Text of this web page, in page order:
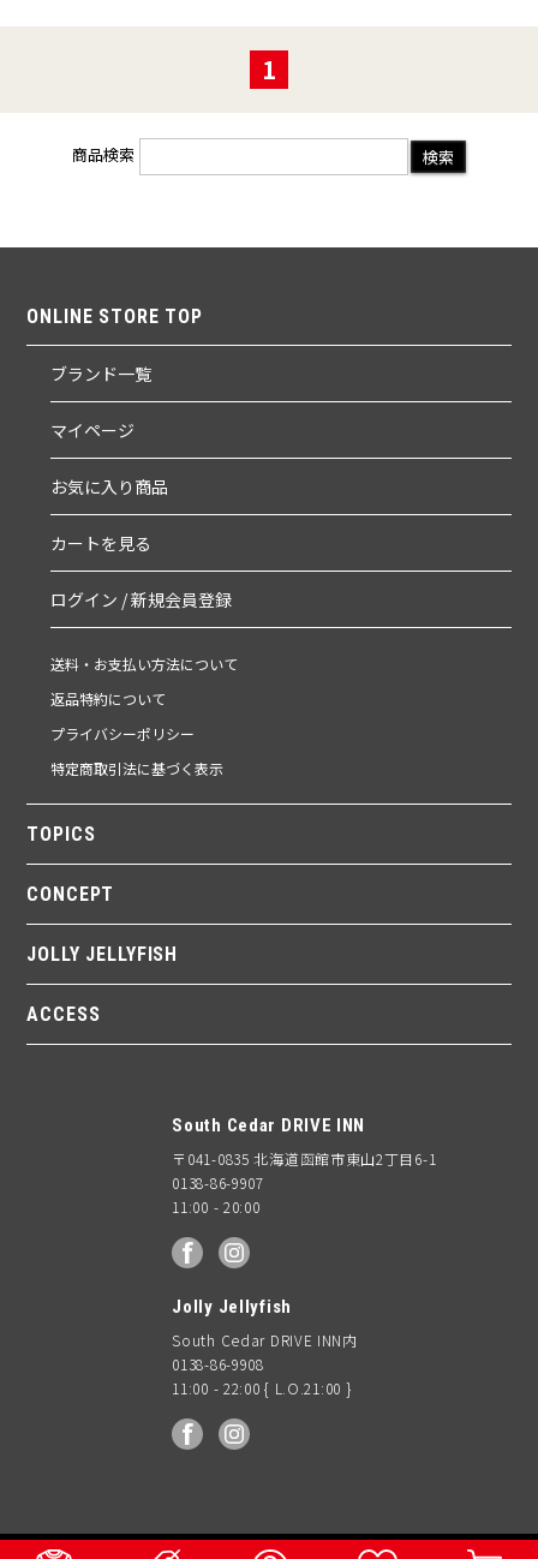
1
商品検索
ONLINE STORE TOP
ブランド一覧
マイページ
お気に入り商品
カートを見る
ログイン / 新規会員登録
送料・お支払い方法について
返品特約について
プライバシーポリシー
特定商取引法に基づく表示
TOPICS
CONCEPT
JOLLY JELLYFISH
ACCESS
South Cedar DRIVE INN
〒041-0835 北海道函館市東山2丁目6-1
0138-86-9907
11:00 - 20:00
facebook
Jolly Jellyfish
South Cedar DRIVE INN内
0138-86-9908
11:00 - 22:00 { L.O.21:00 }
facebook